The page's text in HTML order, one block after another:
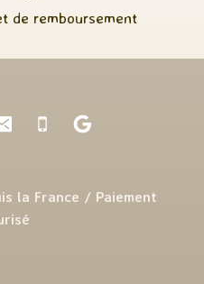
de remboursement
la France / Paiement